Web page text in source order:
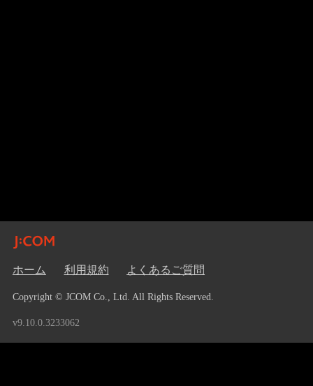
ホーム 利用規約 よくあるご質問
Copyright © JCOM Co., Ltd. All Rights Reserved.
v9.10.0.3233062